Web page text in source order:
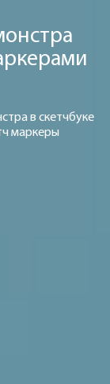
в скетчбуке
маркеры